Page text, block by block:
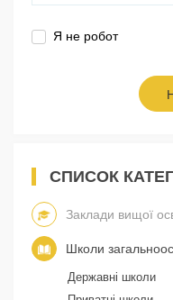
Я не робот
СПИСОК
Заклади вищої
Школи
Державні школи